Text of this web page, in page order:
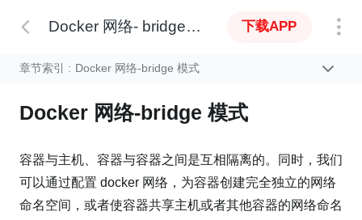
Docker 网络- bridge 模式 下载APP
章节索引 : Docker 网络-bridge 模式
Docker 网络-bridge 模式
容器与主机、容器与容器之间是互相隔离的。同时，我们
可以通过配置 docker 网络，为容器创建完全独立的网络
命名空间，或者使容器共享主机或者其他容器的网络命名